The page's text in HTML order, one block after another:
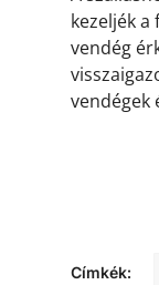
kezeljék
vendég
vendégek
Címkék: